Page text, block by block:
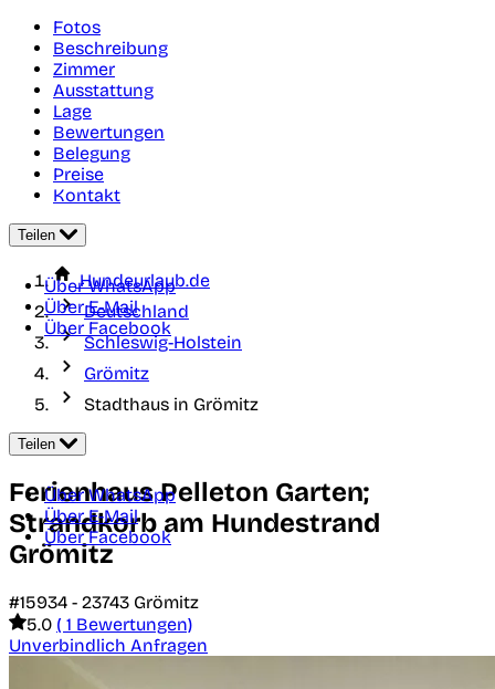
Fotos
Beschreibung
Zimmer
Ausstattung
Lage
Bewertungen
Belegung
Preise
Kontakt
Teilen
Über WhatsApp
Über E-Mail
Über Facebook
Hundeurlaub.de
Deutschland
Schleswig-Holstein
Grömitz
Stadthaus in Grömitz
Teilen
Über WhatsApp
Über E-Mail
Über Facebook
Ferienhaus Pelleton Garten;
Strandkorb am Hundestrand
Grömitz
#15934 - 23743 Grömitz
5.0 ( 1 Bewertungen)
Unverbindlich Anfragen